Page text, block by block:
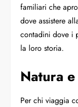
familiari che
dove assistere
contadini dove i
la loro storia.
Natura
Per chi viaggia